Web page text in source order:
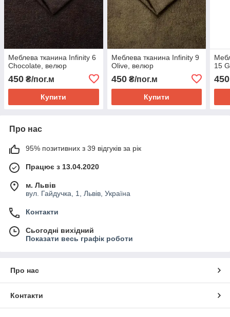
Меблева тканина Infinity 6
Chocolate, велюр
450 ₴/пог.м
Купити
Меблева тканина Infinity 9
Olive, велюр
450₴/пог.м
Купити
15
450
Про нас
95% позитивних з 39 відгуків за рік
Працює з 13.04.2020
м. Львів
вул. Гайдучка, 1, Львів, Україна
Контакти
Сьогодні вихідний
Показати весь графік роботи
Про нас
Контакти